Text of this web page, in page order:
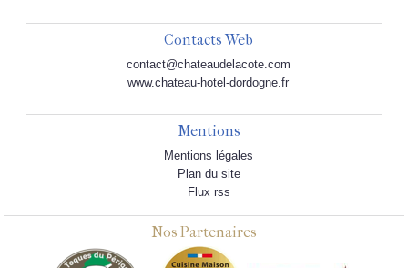
Contacts Web
contact@chateaudelacote.com
www.chateau-hotel-dordogne.fr
Mentions
Mentions légales
Plan du site
Flux rss
Nos Partenaires